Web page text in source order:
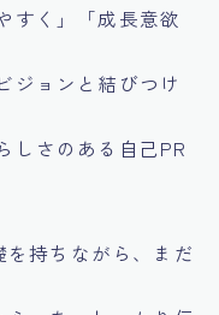
すく」「成長意欲
ジョンと結びつけ
しさのある自己PR
持ちながら、まだ